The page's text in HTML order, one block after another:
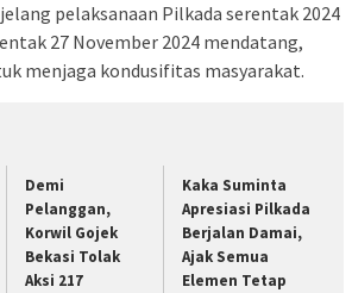
pelaksanaan Pilkada serentak 2024
27 November 2024 mendatang,
menjaga kondusifitas masyarakat.
Demi
Pelanggan,
Korwil Gojek
Bekasi Tolak
Aksi 217
Kaka Suminta
Apresiasi Pilkada
Berjalan Damai,
Ajak Semua
Elemen Tetap